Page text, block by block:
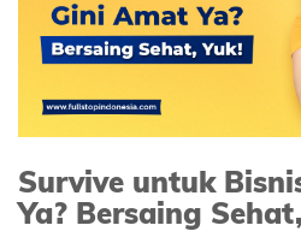
Survive untuk
Ya? Bersaing